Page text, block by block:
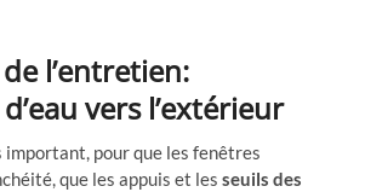
l’entretien:
vers l’extérieur
pour que les fenêtres
que les appuis et lesseuils des